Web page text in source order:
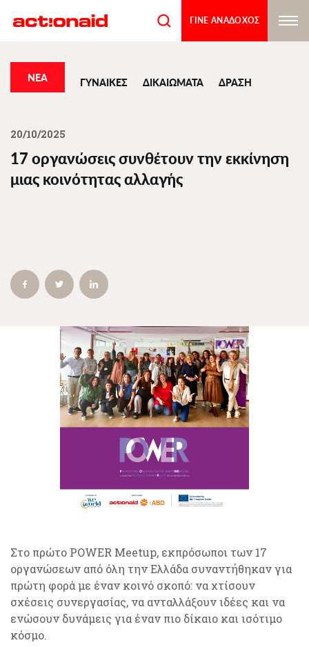
προς ΓΙΝΕ ΑΝΑΔΟΧΟΣ
ΝΕΑ ΓΥΝΑΙΚΕΣ ΔΙΚΑΙΩΜΑΤΑ ΔΡΑΣΗ
20/10/2025
17 οργανώσεις συνθέτουν την εκκίνηση
μιας κοινότητας αλλαγής
Στο πρώτο POWER Meetup, εκπρόσωποι των 17
οργανώσεων από όλη την Ελλάδα συναντήθηκαν για
πρώτη φορά με έναν κοινό σκοπό: να χτίσουν
σχέσεις συνεργασίας, να ανταλλάξουν ιδέες και να
ενώσουν δυνάμεις για έναν πιο δίκαιο και ισότιμο
κόσμο.